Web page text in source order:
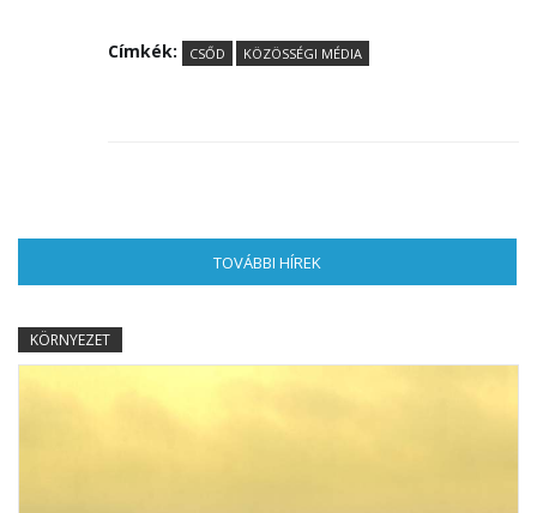
Címkék: CSŐD KÖZÖSSÉGI MÉDIA
TOVÁBBI HÍREK
KÖRNYEZET